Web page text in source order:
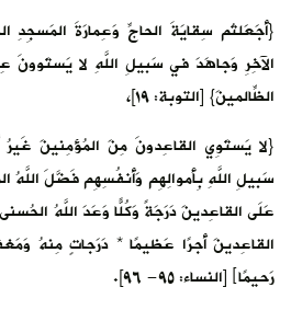
{أَجَعَلتُم سِقايَةَ الحاجِّ وَعِمارَةَ المَسجِدِ
الآخِرِ وَجاهَدَ في سَبيلِ اللَّهِ لا يَستَوونَ
الظّالِمينَ} [التوبة: ١٩]،
{لا يَستَوِي القاعِدونَ مِنَ المُؤمِنينَ غَيرُ
سَبيلِ اللَّهِ بِأَموالِهِم وَأَنفُسِهِم فَضَّلَ اللَّهُ
عَلَى القاعِدينَ دَرَجَةً وَكُلًّا وَعَدَ اللَّهُ
القاعِدينَ أَجرًا عَظيمًا * دَرَجاتٍ مِنهُ
رَحيمًا﴾ [النساء: ٩٥- ٩٦].